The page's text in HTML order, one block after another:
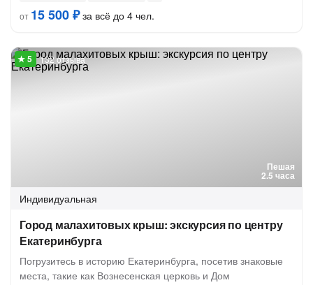
от 15 500 ₽за всё до 4 чел.
Пешая
2.5 часа
132 отзыва
Индивидуальная
Город малахитовых крыш: экскурсия по центру
Екатеринбурга
Погрузитесь в историю Екатеринбурга, посетив знаковые
места, такие как Вознесенская церковь и Дом